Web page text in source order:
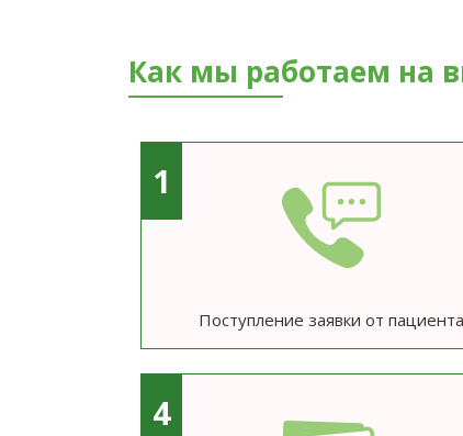
Как мы работаем на
1
Поступление заявки от пациента
4